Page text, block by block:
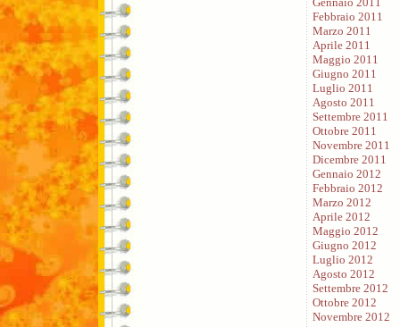
Febbraio 2011
Marzo 2011
Aprile 2011
Maggio 2011
Giugno 2011
Luglio 2011
Agosto 2011
Settembre 2011
Ottobre 2011
Novembre 2011
Dicembre 2011
Gennaio 2012
Febbraio 2012
Marzo 2012
Aprile 2012
Maggio 2012
Giugno 2012
Luglio 2012
Agosto 2012
Settembre 2012
Ottobre 2012
Novembre 2012